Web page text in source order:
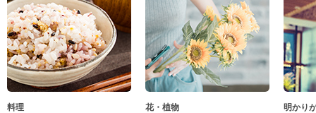
料理 花・植物 明かり